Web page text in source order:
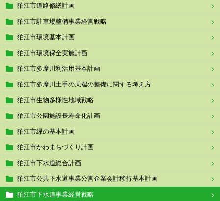
狛江市道路修繕計画
狛江市駐車場整備事業経営戦略
狛江市環境基本計画
狛江市環境保全実施計画
狛江市多摩川利活用基本計画
狛江市多摩川土手の天端の整備に関する考え方
狛江市生物多様性地域戦略
狛江市公園施設長寿命化計画
狛江市緑の基本計画
狛江市かわまちづくり計画
狛江市下水道総合計画
狛江市公共下水道事業公営企業会計移行基本計画
狛江市下水道事業経営戦略